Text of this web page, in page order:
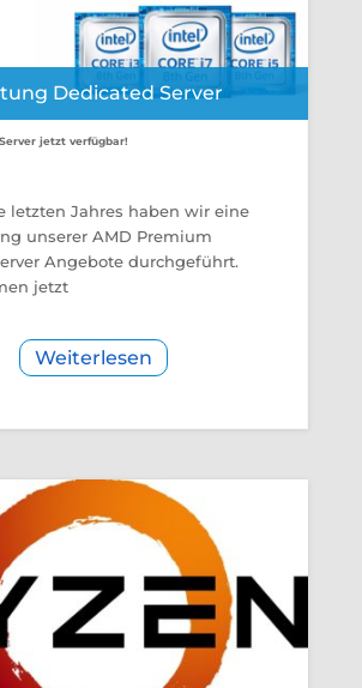
Dedicated Server
jetzt verfügbar!
letzten Jahres haben wir eine
unserer AMD Premium
Angebote durchgeführt.
jetzt
Weiterlesen